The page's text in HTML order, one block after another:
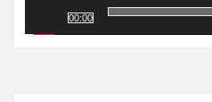
00:00